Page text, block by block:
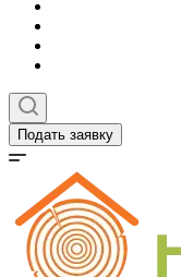
Подать заявку